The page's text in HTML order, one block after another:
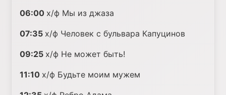
06:00 х/ф Мы из джаза
07:35 х/ф Человек с бульвара Капуцинов
09:25 х/ф Не может быть!
11:10 х/ф Будьте моим мужем